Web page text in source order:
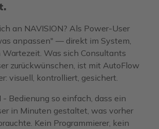
an NAVISION? Als Power-User
anpassen" — direkt im System,
Was sich Consultants
zurückwünschen, ist mit AutoFlow
visuell, kontrolliert, gesichert.
- Bedienung so einfach, dass ein
in Minuten gestaltet, was vorher
Kein Programmierer, kein